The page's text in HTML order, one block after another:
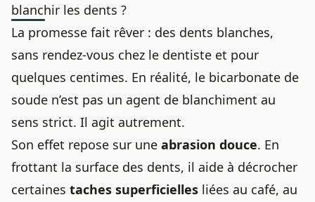
blanchir les dents ?
La promesse fait rêver : des dents blanches,
sans rendez-vous chez le dentiste et pour
quelques centimes. En réalité, le bicarbonate de
soude n’est pas un agent de blanchiment au
sens strict. Il agit autrement.
Son effet repose sur une abrasion douce. En
frottant la surface des dents, il aide à décrocher
certaines taches superficielles liées au café, au